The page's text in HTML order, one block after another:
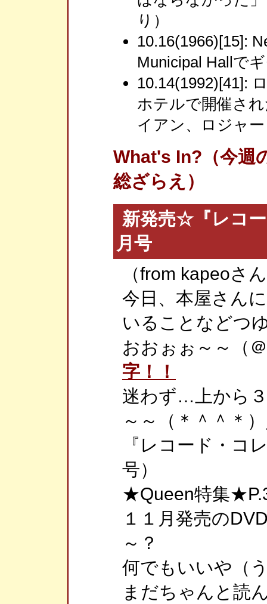
り）
10.16(1966)[15]:
Municipal Hallで
10.14(1992)[41]:
ホテルで開催さ
イアン、ロジャ
What's In?（今週
総ざらえ）
新発売☆『レコ
月号
（from kapeoさ
今日、本屋さん
いることなどつ
おおぉぉ～～（
字！！
迷わず…上から
～～（＊＾＾＊
『レコード・コ
号）
★Queen特集
１１月発売の
～？
何でもいいや（
まだちゃんと読